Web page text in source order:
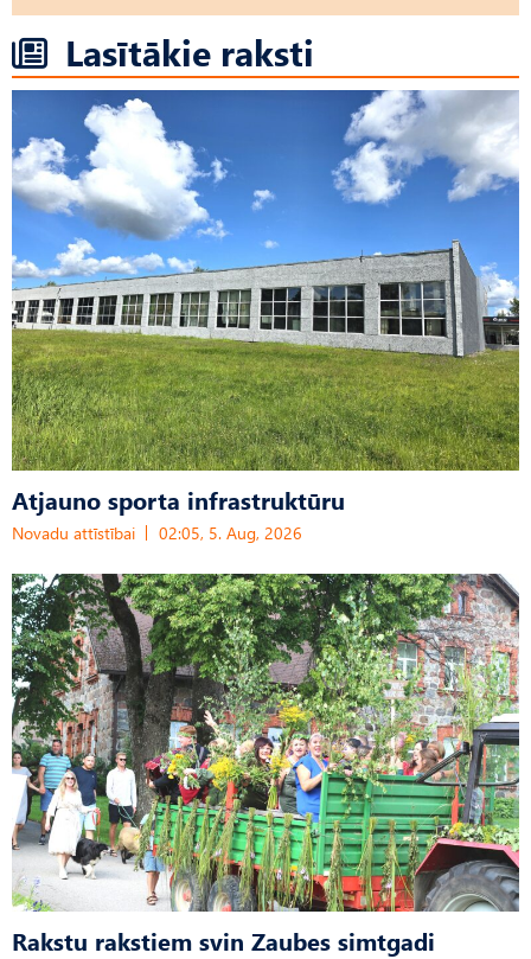
Lasītākie raksti
Atjauno sporta infrastruktūru
Novadu attīstībai 02:05, 5. Aug, 2026
Rakstu rakstiem svin Zaubes simtgadi